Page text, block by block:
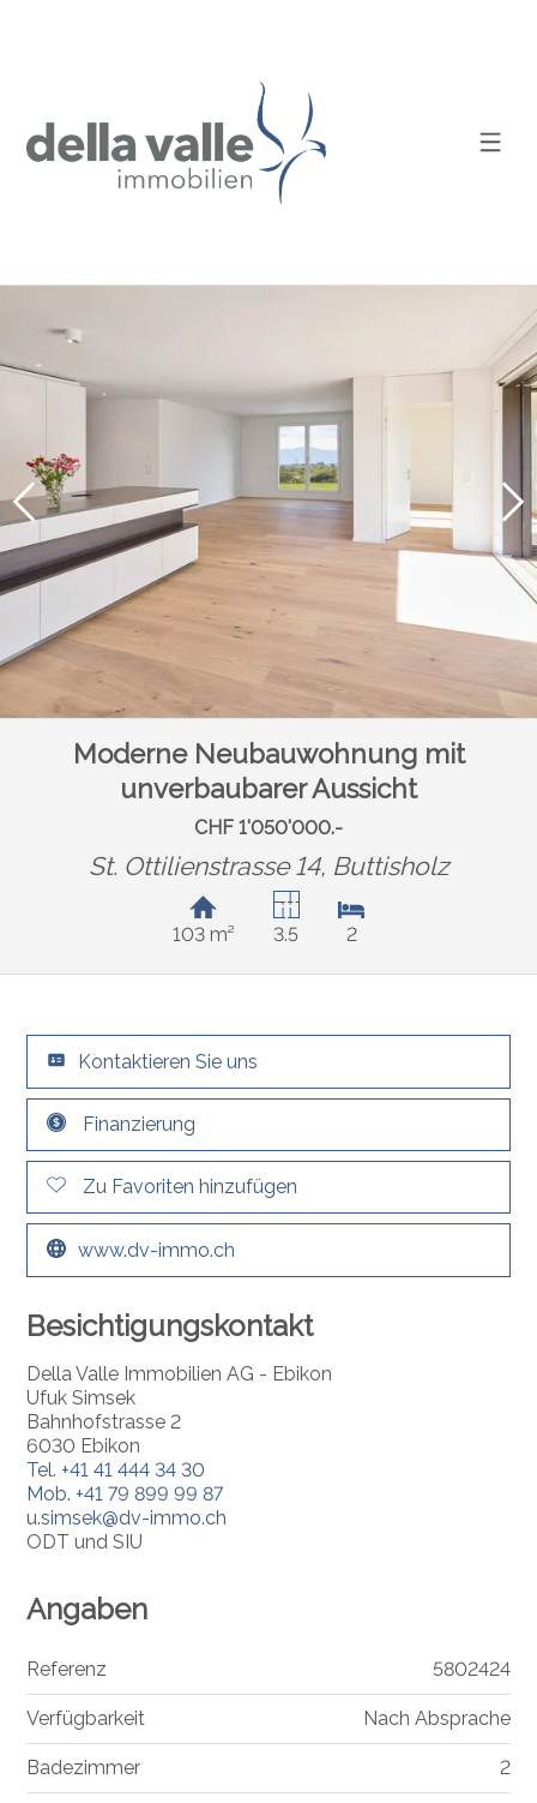
Moderne Neubauwohnung mit
unverbaubarer Aussicht
CHF 1'050'000.-
St. Ottilienstrasse 14, Buttisholz
103 m² 3.5 2
Kontaktieren Sie uns
Finanzierung
Zu Favoriten hinzufügen
www.dv-immo.ch
Besichtigungskontakt
Della Valle Immobilien AG - Ebikon
Ufuk Simsek
Bahnhofstrasse 2
6030 Ebikon
Tel. +41 41 444 34 30
Mob. +41 79 899 99 87
u.simsek@dv-immo.ch
ODT und SIU
Angaben
Referenz 5802424
Verfügbarkeit Nach Absprache
Badezimmer 2